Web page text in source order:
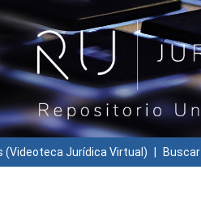
(Videoteca Jurídica Virtual) Buscar